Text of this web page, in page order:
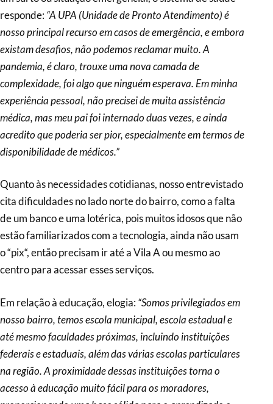
responde:“A UPA (Unidade de Pronto Atendimento) é
nosso principal recurso em casos de emergência, e embora
existam desafios, não podemos reclamar muito. A
pandemia, é claro, trouxe uma nova camada de
complexidade, foi algo que ninguém esperava. Em minha
experiência pessoal, não precisei de muita assistência
médica, mas meu pai foi internado duas vezes, e ainda
acredito que poderia ser pior, especialmente em termos de
disponibilidade de médicos.”
Quanto às necessidades cotidianas, nosso entrevistado
cita dificuldades no lado norte do bairro, como a falta
de um banco e uma lotérica, pois muitos idosos que não
estão familiarizados com a tecnologia, ainda não usam
o “pix“, então precisam ir até a Vila A ou mesmo ao
centro para acessar esses serviços.
Em relação à educação, elogia:“Somos privilegiados em
nosso bairro, temos escola municipal, escola estadual e
até mesmo faculdades próximas, incluindo instituições
federais e estaduais, além das várias escolas particulares
na região. A proximidade dessas instituições torna o
acesso à educação muito fácil para os moradores,